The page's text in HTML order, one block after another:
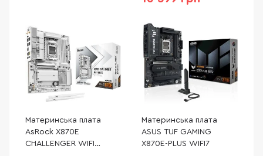
Материнська плата
AsRock X870E
CHALLENGER WIFI
Материнська плата
ASUS TUF GAMING
X870E-PLUS WIFI7